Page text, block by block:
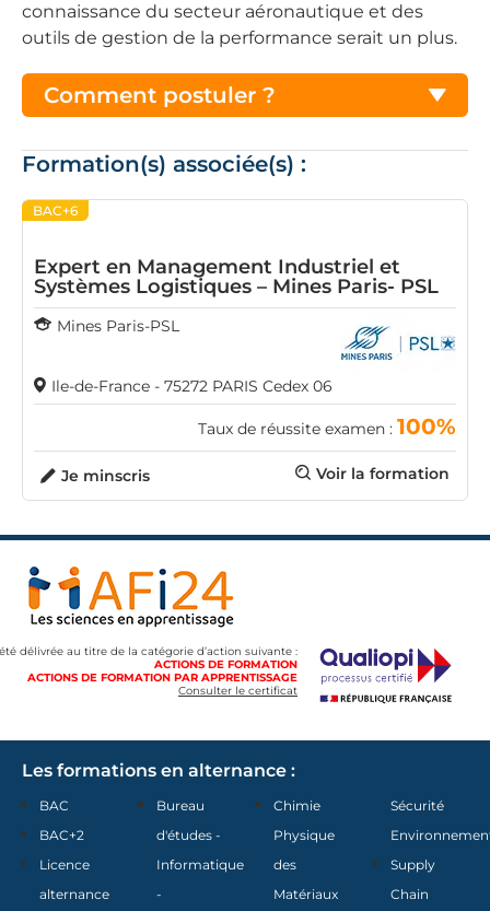
connaissance du secteur aéronautique et des
outils de gestion de la performance serait un plus.
Comment postuler ?
Formation(s) associée(s) :
BAC+6
Expert en Management Industriel et
Systèmes Logistiques – Mines Paris- PSL
Mines Paris-PSL
Ile-de-France - 75272 PARIS Cedex 06
Taux de réussite examen : 100%
Voir la formation
Je minscris
délivrée au titre de la catégorie d’action suivante :
ACTIONS DE FORMATION
ACTIONS DE FORMATION PAR APPRENTISSAGE
Consulter le certificat
Les formations en alternance :
BAC
BAC+2
Licence
alternance
Bureau
d'études -
Informatique
-
Chimie
Physique
des
Matériaux
Sécurité
Supply
Chain